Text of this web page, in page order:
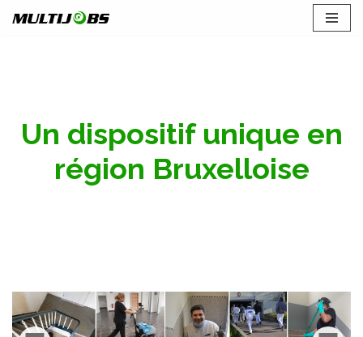
Un dispositif unique en
région Bruxelloise